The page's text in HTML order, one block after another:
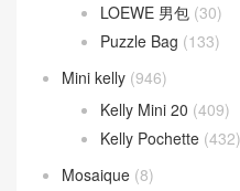
LOEWE 男包 (30)
Puzzle Bag (133)
Mini kelly (946)
Kelly Mini 20 (409)
Kelly Pochette (432)
Mosaique (8)